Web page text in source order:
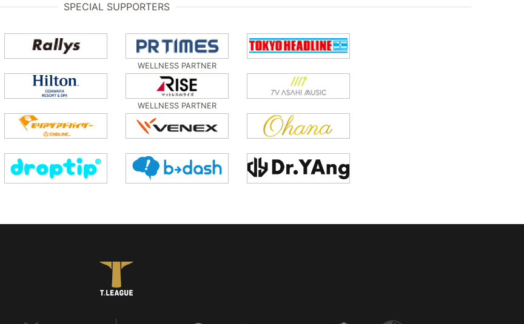
SPECIAL SUPPORTERS
WELLNESS PARTNER
WELLNESS PARTNER